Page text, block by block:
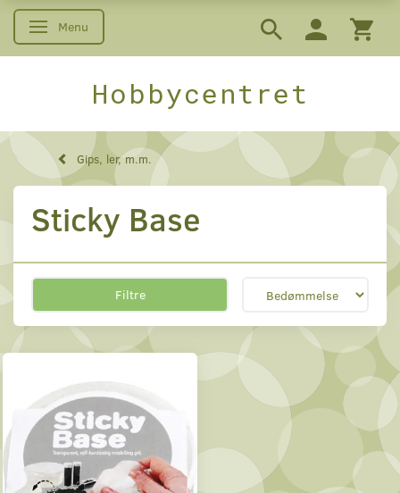
Skifte navigation
Menu
Hobbycentret
Gips, ler, m.m.
Sticky Base
Filtre